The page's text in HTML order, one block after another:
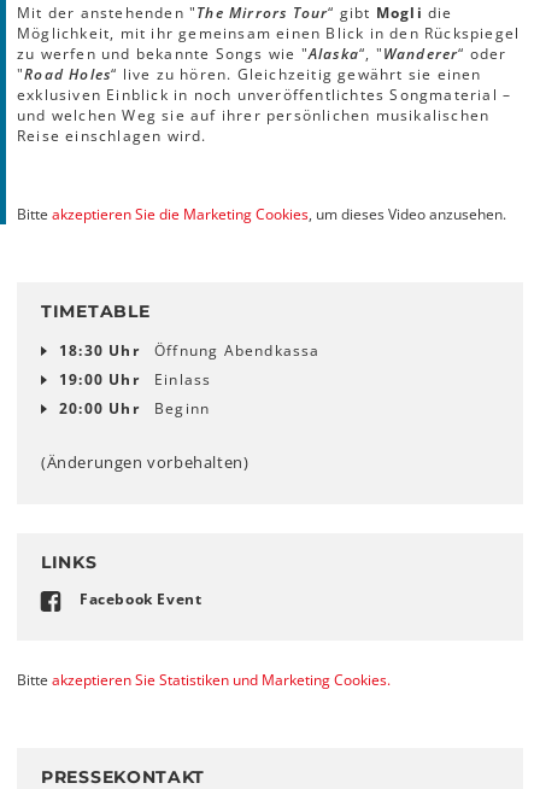
Mit der anstehenden "The Mirrors Tour“ gibt Moglidie
Möglichkeit, mit ihr gemeinsam einen Blick in den Rückspiegel
zu werfen und bekannte Songs wie "Alaska“, "Wanderer“ oder
"Road Holes“ live zu hören. Gleichzeitig gewährt sie einen
exklusiven Einblick in noch unveröffentlichtes Songmaterial –
und welchen Weg sie auf ihrer persönlichen musikalischen
Reise einschlagen wird.
Bitte akzeptieren Sie die Marketing Cookies, um dieses Video anzusehen.
TIMETABLE
18:30 Uhr
Öffnung Abendkassa
19:00 Uhr
Einlass
20:00 Uhr
Beginn
(Änderungen vorbehalten)
LINKS
Facebook Event
Bitte akzeptieren Sie Statistiken und Marketing Cookies.
PRESSEKONTAKT